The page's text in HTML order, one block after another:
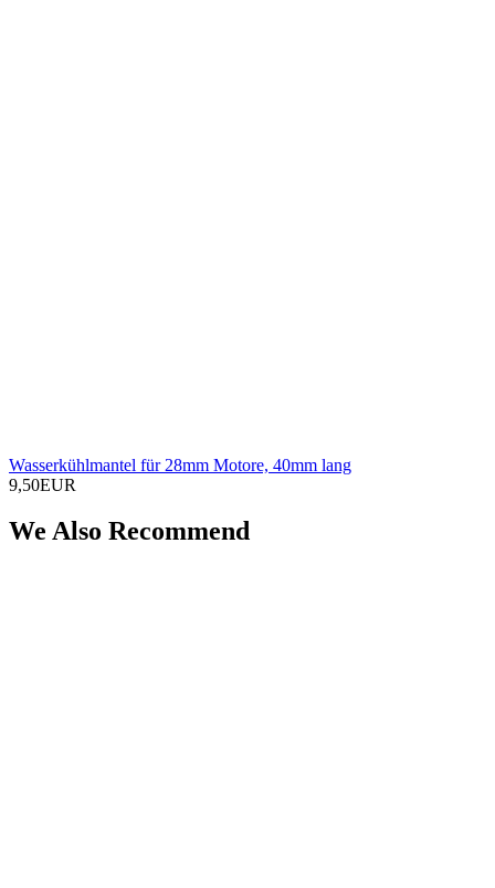
Wasserkühlmantel für 28mm Motore, 40mm lang
9,50EUR
We Also Recommend